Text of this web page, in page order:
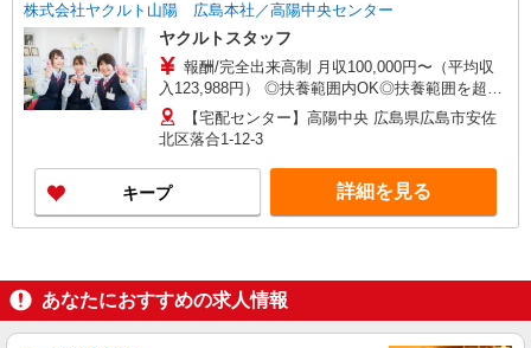
株式会社ヤクルト山陽 広島本社／高陽中央センター
ヤクルトスタッフ
報酬/完全出来高制 月収100,000円〜（平均収
入123,988円） ◎扶養範囲内OK◎扶養範囲を超え
る高収入も応相談 ◆働き方を選べるお仕事です ≪
勤務例≫ ※勤務地で異なる ［1］週5日間 9：00〜
15：00 月収約10万円 ［2］週4日間 9：00〜15：
00 月収約8万円 ◆研修制度と収入補償で、初め
てでも安心！※収入補償：月収10万円（3ヶ月間、
週5日間勤務時） 収入保障期間：3か月
【宅配センター】高陽中央 広島県広島市安佐
北区落合1-12-3
キープ 詳細を見る
あなたにおすすめの求人情報